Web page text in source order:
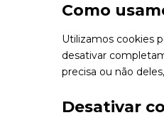
Como
Utilizamos cookies
desativar
precisa ou não
Desativar